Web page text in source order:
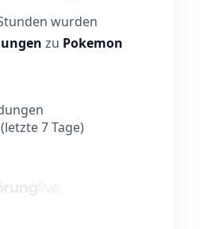
wurden
zu Pokemon
7 Tage)